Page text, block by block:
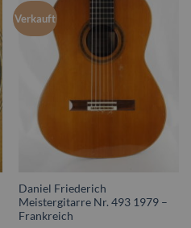
Verkauft
Daniel Friederich
Meistergitarre Nr. 493 1979 –
Frankreich